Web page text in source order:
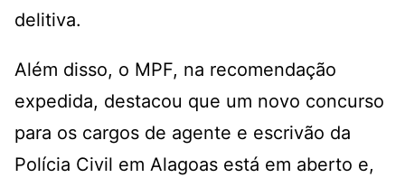
delitiva.
Além disso, o MPF, na recomendação
expedida, destacou que um novo concurso
para os cargos de agente e escrivão da
Polícia Civil em Alagoas está em aberto e,